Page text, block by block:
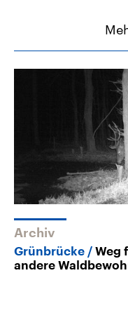
Archiv
Grünbrücke
Weg
andere